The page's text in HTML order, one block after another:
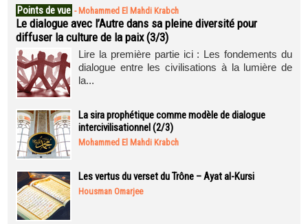
Points de vue - Mohammed El Mahdi Krabch
Le dialogue avec l’Autre dans sa pleine diversité pour
diffuser la culture de la paix (3/3)
Lire la première partie ici : Les fondements du
dialogue entre les civilisations à la lumière de
la...
La sira prophétique comme modèle de dialogue
intercivilisationnel (2/3)
Mohammed El Mahdi Krabch
Les vertus du verset du Trône – Ayat al-Kursi
Housman Omarjee